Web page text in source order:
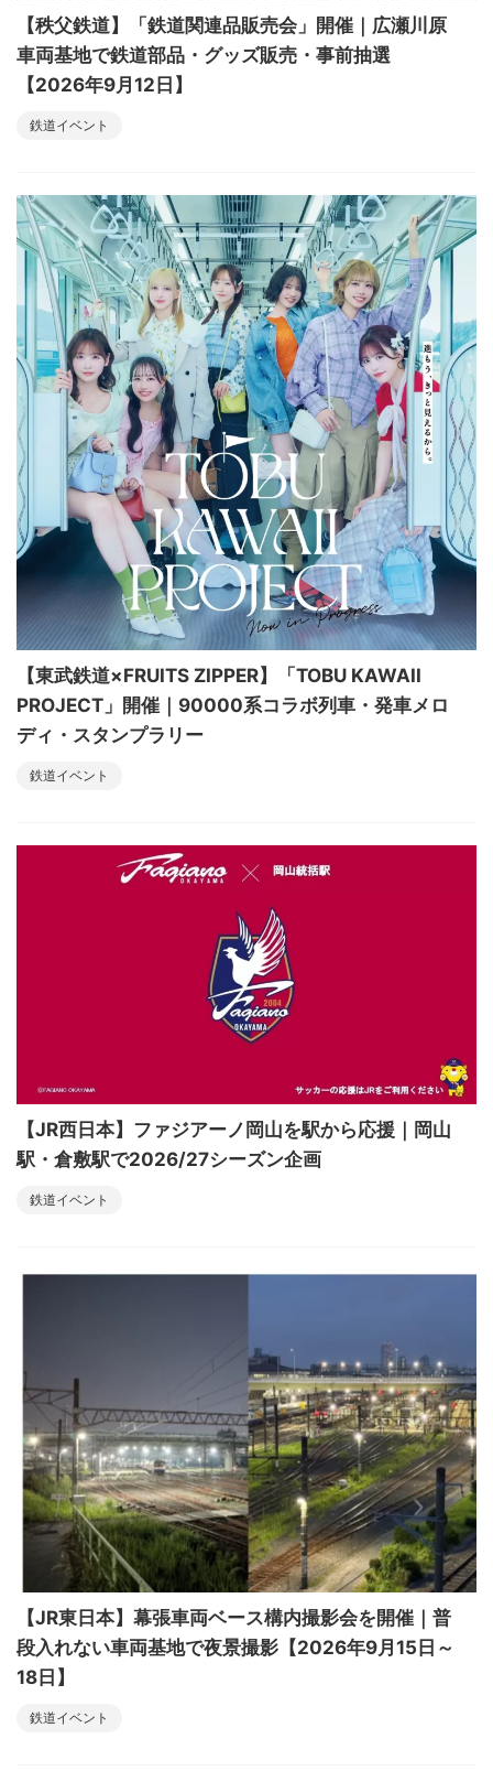
【秩父鉄道】「鉄道関連品販売会」開催｜広瀬川原
車両基地で鉄道部品・グッズ販売・事前抽選
【2026年9月12日】
鉄道イベント
【東武鉄道×FRUITS ZIPPER】「TOBU KAWAII
PROJECT」開催｜90000系コラボ列車・発車メロ
ディ・スタンプラリー
鉄道イベント
【JR西日本】ファジアーノ岡山を駅から応援｜岡山
駅・倉敷駅で2026/27シーズン企画
鉄道イベント
【JR東日本】幕張車両ベース構内撮影会を開催｜普
段入れない車両基地で夜景撮影【2026年9月15日～
18日】
鉄道イベント